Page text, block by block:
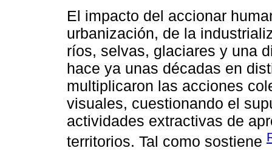
El impacto del accionar
urbanización, de la
ríos, selvas, glaciares y una
hace ya unas décadas en
multiplicaron las acciones
visuales, cuestionando el
actividades extractivas de
territorios. Tal como sostiene